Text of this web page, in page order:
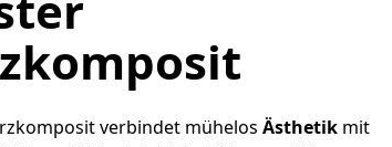
verbindet mühelos Ästhetik mit